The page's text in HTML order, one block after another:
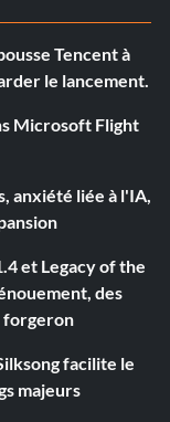
Tencent à
le lancement.
Microsoft Flight
anxiété liée à l'IA,
et Legacy of the
des
forgeron
facilite le
majeurs